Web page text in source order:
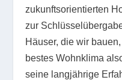
zukunftsorientierten
zur
Häuser, die wir
bestes Wohnklima
seine langjährige